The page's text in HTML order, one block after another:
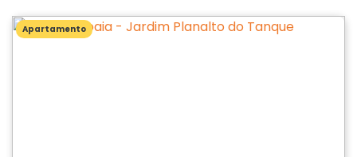
Apartamento